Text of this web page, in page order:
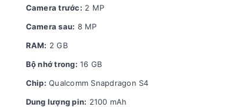
Camera trước: 2 MP
Camera sau: 8 MP
RAM: 2 GB
Bộ nhớ trong: 16 GB
Chip: Qualcomm Snapdragon S4
Dung lượng pin: 2100 mAh